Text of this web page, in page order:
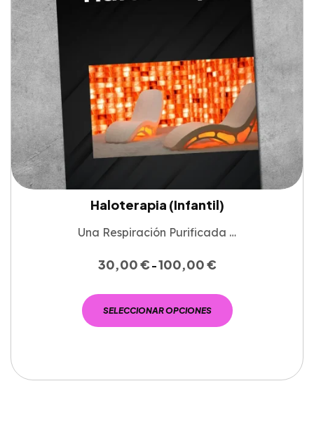
Haloterapia (Infantil)
Una Respiración Purificada …
30,00€ -100,00€
SELECCIONAR OPCIONES